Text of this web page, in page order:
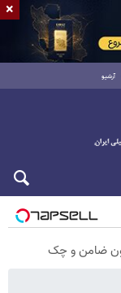
آرشیو
×